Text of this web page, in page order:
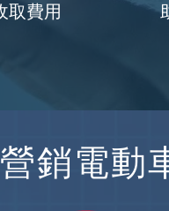
取費用
營銷電動